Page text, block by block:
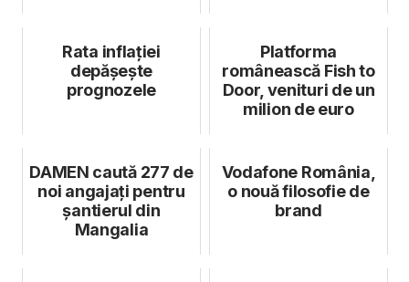
Rata inflației
depășește
prognozele
Platforma
românească Fish to
Door, venituri de un
milion de euro
DAMEN caută 277 de
noi angajați pentru
șantierul din
Mangalia
Vodafone România,
o nouă filosofie de
brand